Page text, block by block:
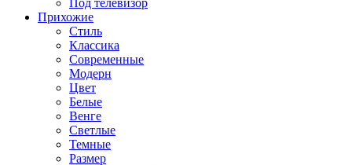
Под телевизор
Прихожие
Стиль
Классика
Современные
Модерн
Цвет
Белые
Венге
Светлые
Темные
Размер